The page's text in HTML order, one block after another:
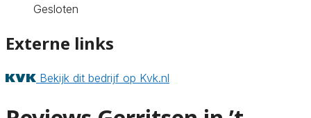
Gesloten
Externe links
Bekijk dit bedrijf op Kvk.nl